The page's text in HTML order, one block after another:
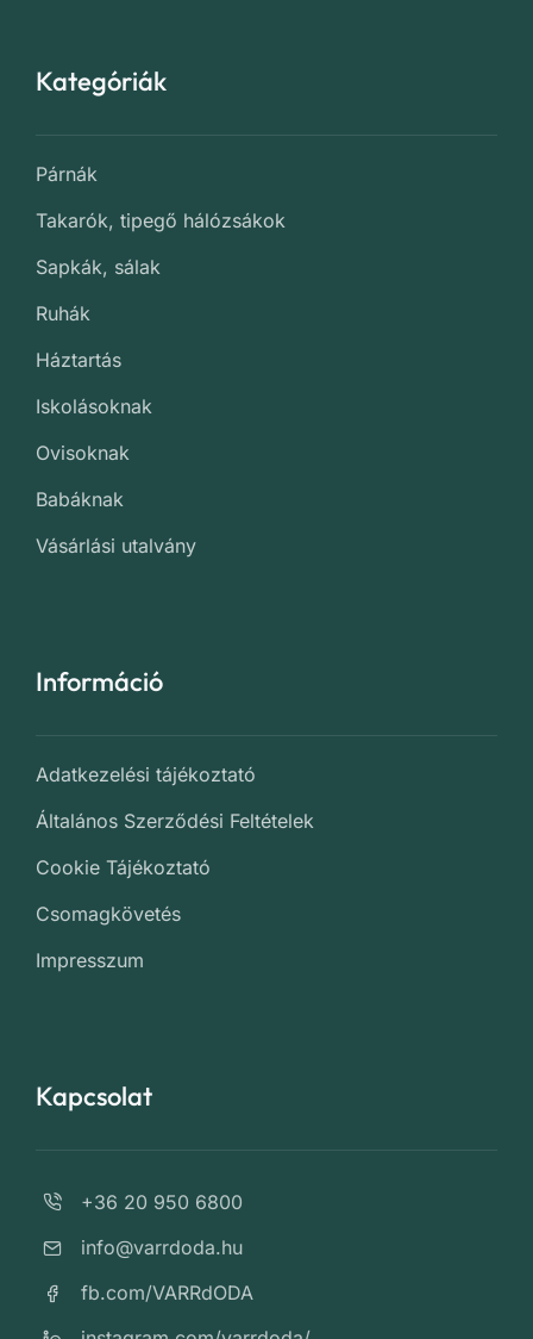
Kategóriák
Párnák
Takarók, tipegő hálózsákok
Sapkák, sálak
Ruhák
Háztartás
Iskolásoknak
Ovisoknak
Babáknak
Vásárlási utalvány
Információ
Adatkezelési tájékoztató
Általános Szerződési Feltételek
Cookie Tájékoztató
Csomagkövetés
Impresszum
Kapcsolat
+36 20 950 6800
info@varrdoda.hu
fb.com/VARRdODA